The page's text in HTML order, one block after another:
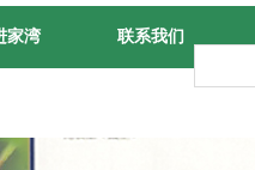
家湾 联系我们